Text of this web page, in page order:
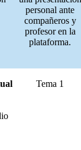
personal ante
compañeros y
profesor en la
plataforma.
Tema 1